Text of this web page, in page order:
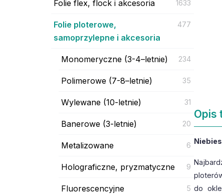
Folie flex, flock i akcesoria 1633
Folie ploterowe,
samoprzylepne i akcesoria
477
Monomeryczne (3-4–letnie) 234
Polimerowe (7-8–letnie) 35
Wylewane (10-letnie) 31
Banerowe (3-letnie) 20
Metalizowane 6
Holograficzne, pryzmatyczne 9
Fluorescencyjne 5
Opis
do